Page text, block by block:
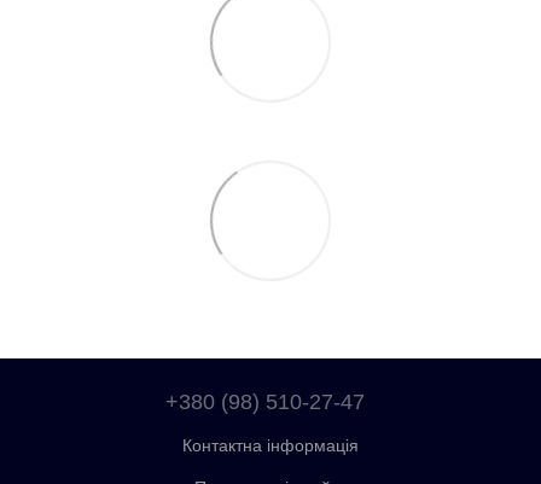
+380 (98) 510-27-47
Контактна інформація